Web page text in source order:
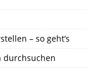
– so geht’s
durchsuchen